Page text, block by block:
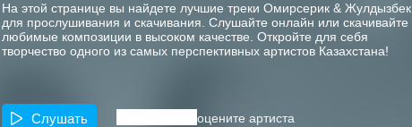
На этой странице вы найдете лучшие треки Омирсерик & Жулдызбек
для прослушивания и скачивания. Слушайте онлайн или скачивайте
любимые композиции в высоком качестве. Откройте для себя
творчество одного из самых перспективных артистов Казахстана!
Слушать оцените артиста